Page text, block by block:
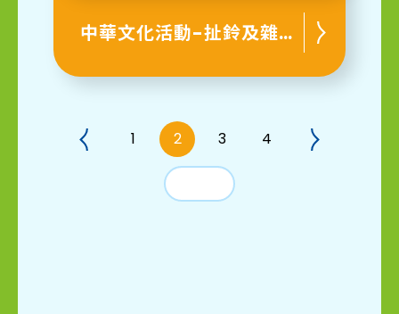
中華文化活動-扯鈴及雜技表演
1 2 3 4